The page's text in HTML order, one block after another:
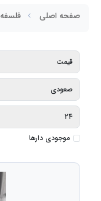
صفحه اصلی فلسفه
موجودی دارها